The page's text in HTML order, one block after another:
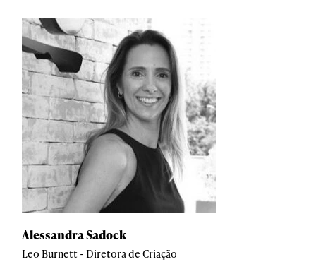
Alessandra Sadock
Leo Burnett - Diretora de Criação